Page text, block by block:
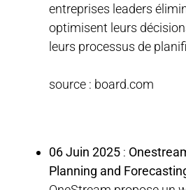
entreprises leaders
optimisent leurs
leurs processus de
source : board.com
06 Juin 2025 :
Planning and